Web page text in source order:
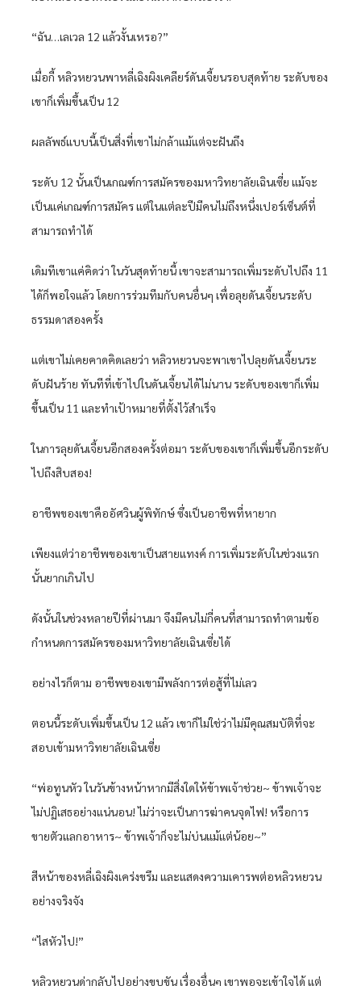
“ฉัน…เลเวล 12 แล้วงั้นเหรอ?”
เมื่อกี้ หลิวหยวนพาหลี่เฉิงผิงเคลียร์ดันเจี้ยนรอบสุดท้าย ระดับของ
เขาก็เพิ่มขึ้นเป็น 12
ผลลัพธ์แบบนี้เป็นสิ่งที่เขาไม่กล้าแม้แต่จะฝันถึง
ระดับ 12 นั้นเป็นเกณฑ์การสมัครของมหาวิทยาลัยเฉินเซี่ย แม้จะ
เป็นแค่เกณฑ์การสมัคร แต่ในแต่ละปีมีคนไม่ถึงหนึ่งเปอร์เซ็นต์ที่
สามารถทำได้
เดิมทีเขาแค่คิดว่า ในวันสุดท้ายนี้ เขาจะสามารถเพิ่มระดับไปถึง 11
ได้ก็พอใจแล้ว โดยการร่วมทีมกับคนอื่นๆ เพื่อลุยดันเจี้ยนระดับ
ธรรมดาสองครั้ง
แต่เขาไม่เคยคาดคิดเลยว่า หลิวหยวนจะพาเขาไปลุยดันเจี้ยนระ
ดับฝันร้าย ทันทีที่เข้าไปในดันเจี้ยนได้ไม่นาน ระดับของเขาก็เพิ่ม
ขึ้นเป็น 11 และทำเป้าหมายที่ตั้งไว้สำเร็จ
ในการลุยดันเจี้ยนอีกสองครั้งต่อมา ระดับของเขาก็เพิ่มขึ้นอีกระดับ
ไปถึงสิบสอง!
อาชีพของเขาคืออัศวินผู้พิทักษ์ ซึ่งเป็นอาชีพที่หายาก
เพียงแต่ว่าอาชีพของเขาเป็นสายแทงค์ การเพิ่มระดับในช่วงแรก
นั้นยากเกินไป
ดังนั้นในช่วงหลายปีที่ผ่านมา จึงมีคนไม่กี่คนที่สามารถทำตามข้อ
กำหนดการสมัครของมหาวิทยาลัยเฉินเซี่ยได้
อย่างไรก็ตาม อาชีพของเขามีพลังการต่อสู้ที่ไม่เลว
ตอนนี้ระดับเพิ่มขึ้นเป็น 12 แล้ว เขาก็ไม่ใช่ว่าไม่มีคุณสมบัติที่จะ
สอบเข้ามหาวิทยาลัยเฉินเซี่ย
“พ่อทูนหัว ในวันข้างหน้าหากมีสิ่งใดให้ข้าพเจ้าช่วย~ ข้าพเจ้าจะ
ไม่ปฏิเสธอย่างแน่นอน! ไม่ว่าจะเป็นการฆ่าคนจุดไฟ! หรือการ
ขายตัวแลกอาหาร~ ข้าพเจ้าก็จะไม่บ่นแม้แต่น้อย~”
สีหน้าของหลี่เฉิงผิงเคร่งขรึม และแสดงความเคารพต่อหลิวหยวน
อย่างจริงจัง
“ไสหัวไป!”
หลิวหยวนด่ากลับไปอย่างขบขัน เรื่องอื่นๆ เขาพอจะเข้าใจได้ แต่